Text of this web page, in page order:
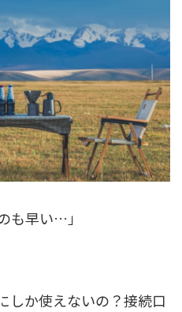
も早い…」
しか使えないの？接続口